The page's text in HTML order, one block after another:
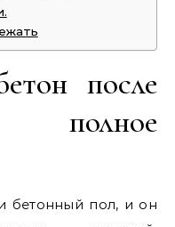
после
полное
бетонный пол, и он